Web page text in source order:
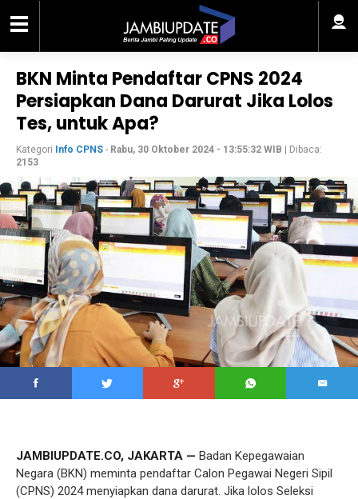
BKN Minta Pendaftar CPNS 2024
Persiapkan Dana Darurat Jika Lolos
Tes, untuk Apa?
Kategori Info CPNS - Rabu, 30 Oktober 2024 - 13:55:32 WIB | Dibaca:
2153
JAMBIUPDATE.CO, JAKARTA — Badan Kepegawaian
Negara (BKN) meminta pendaftar Calon Pegawai Negeri Sipil
(CPNS) 2024 menyiapkan dana darurat. Jika lolos Seleksi